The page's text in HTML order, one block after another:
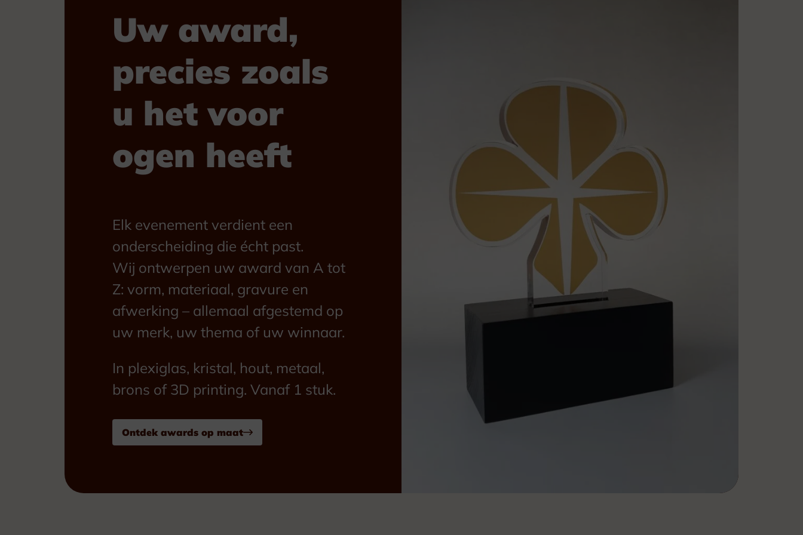
Uw award,
precies zoals
u het voor
ogen heeft
Elk evenement verdient een
onderscheiding die écht past.
Wij ontwerpen uw award van A tot
Z: vorm, materiaal, gravure en
afwerking – allemaal afgestemd op
uw merk, uw thema of uw winnaar.
In plexiglas, kristal, hout, metaal,
brons of 3D printing. Vanaf 1 stuk.
Ontdek awards op maat